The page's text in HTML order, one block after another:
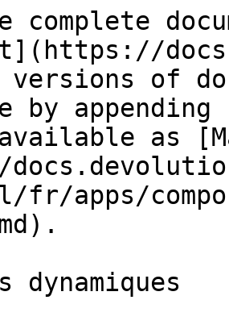
complete
versions of
by
as
fr/apps/
dynamiques